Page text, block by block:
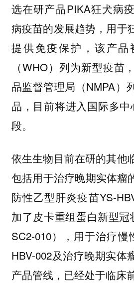
选在研产品PIKA狂犬病
病疫苗的发展趋势，用于
提供免疫保护，该产品
（WHO）列为新型疫苗
品监督管理局（NMPA）
品，目前将进入国际多
段。
依生生物目前在研的其他
包括用于治疗晚期实体瘤
防性乙型肝炎疫苗YS-
加了皮卡重组蛋白新型冠
SC2-010），用于治疗慢
HBV-002及治疗晚期实体
产品管线，已经处于临床